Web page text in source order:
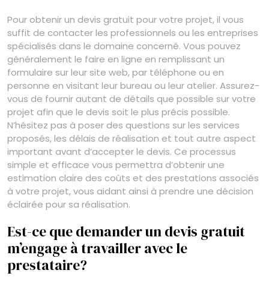
Pour obtenir un devis gratuit pour votre projet, il vous
suffit de contacter les professionnels ou les entreprises
spécialisés dans le domaine concerné. Vous pouvez
généralement le faire en ligne en remplissant un
formulaire sur leur site web, par téléphone ou en
personne en visitant leur bureau ou leur atelier. Assurez-
vous de fournir autant de détails que possible sur votre
projet afin que le devis soit le plus précis possible.
N’hésitez pas à poser des questions sur les services
proposés, les délais de réalisation et tout autre aspect
important avant d’accepter le devis. Ce processus
simple et efficace vous permettra d’obtenir une
estimation claire des coûts et des prestations associés
à votre projet, vous aidant ainsi à prendre une décision
éclairée pour sa réalisation.
Est-ce que demander un devis gratuit
m’engage à travailler avec le
prestataire?